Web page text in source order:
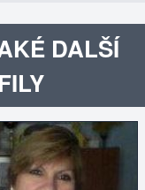
DALŠÍ